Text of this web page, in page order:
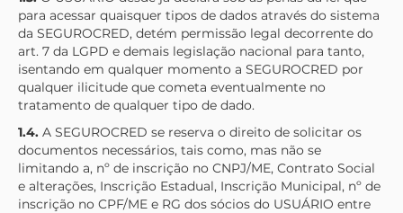
para acessar quaisquer tipos de dados através do sistema
da SEGUROCRED, detém permissão legal decorrente do
art. 7 da LGPD e demais legislação nacional para tanto,
isentando em qualquer momento a SEGUROCRED por
qualquer ilicitude que cometa eventualmente no
tratamento de qualquer tipo de dado.
1.4. A SEGUROCRED se reserva o direito de solicitar os
documentos necessários, tais como, mas não se
limitando a, nº de inscrição no CNPJ/ME, Contrato Social
e alterações, Inscrição Estadual, Inscrição Municipal, nº de
inscrição no CPF/ME e RG dos sócios do USUÁRIO entre